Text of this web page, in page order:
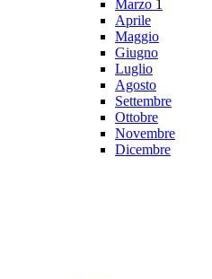
Marzo 1
Aprile
Maggio
Giugno
Luglio
Agosto
Settembre
Ottobre
Novembre
Dicembre